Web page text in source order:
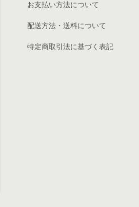
お支払い方法について
配送方法・送料について
特定商取引法に基づく表記